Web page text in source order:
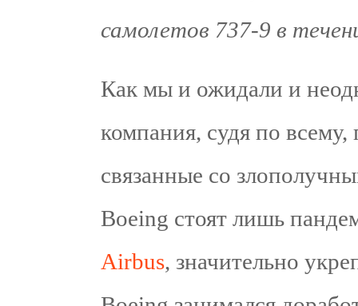
самолетов 737-9 в
Как мы и ожидали и
компания, судя по всему,
связанные со
Boeing стоят лишь
Airbus, значительно